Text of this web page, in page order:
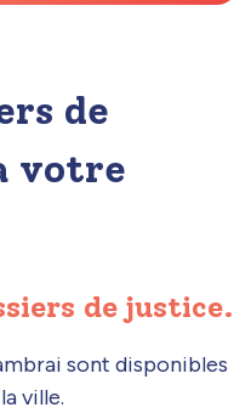
de
votre
de justice.
sont disponibles
ville.